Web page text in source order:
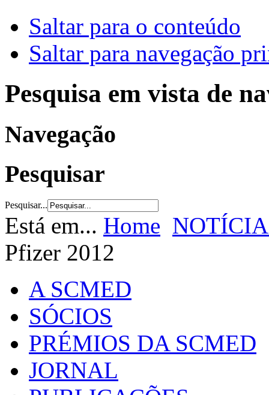
Saltar para o conteúdo
Saltar para navegação
Pesquisa em vista de
Navegação
Pesquisar
Pesquisar...
Está em... Home
Pfizer 2012
A SCMED
SÓCIOS
PRÉMIOS DA SCMED
JORNAL